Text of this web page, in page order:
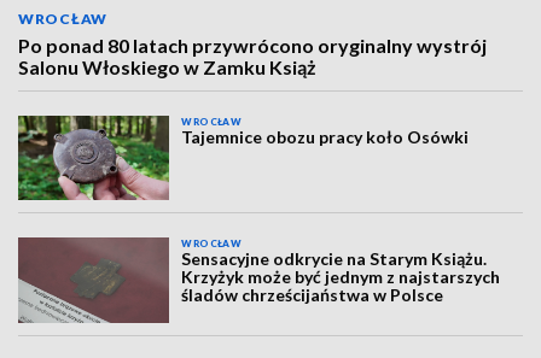
WROCŁAW
Po ponad 80 latach przywrócono oryginalny wystrój
Salonu Włoskiego w Zamku Książ
WROCŁAW
Tajemnice obozu pracy koło Osówki
WROCŁAW
Sensacyjne odkrycie na Starym Książu.
Krzyżyk może być jednym z najstarszych
śladów chrześcijaństwa w Polsce